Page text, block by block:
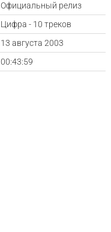
Официальный релиз
Цифра - 10 треков
13 августа 2003
00:43:59